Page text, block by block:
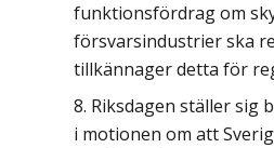
funktionsfördrag om
försvarsindustrier ska
tillkännager detta för
Riksdagen ställer sig
i motionen om att